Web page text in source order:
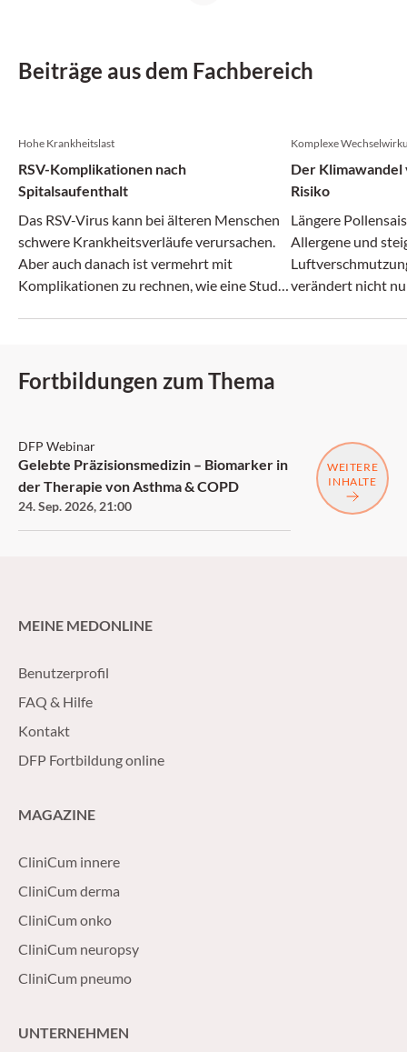
Beiträge aus dem Fachbereich
Hohe Krankheitslast
RSV-Komplikationen nach
Spitalsaufenthalt
Das RSV-Virus kann bei älteren Menschen
schwere Krankheitsverläufe verursachen.
Aber auch danach ist vermehrt mit
Komplikationen zu rechnen, wie eine Studie
Komplexe
Der
Risiko
Längere
Allergene und
verändert nicht
Fortbildungen zum Thema
DFP Webinar
Gelebte Präzisionsmedizin – Biomarker in
der Therapie von Asthma & COPD
24. Sep. 2026, 21:00
WEITERE
INHALTE
MEINE MEDONLINE
Benutzerprofil
FAQ & Hilfe
Kontakt
DFP Fortbildung online
MAGAZINE
CliniCum innere
CliniCum derma
CliniCum onko
CliniCum neuropsy
CliniCum pneumo
UNTERNEHMEN